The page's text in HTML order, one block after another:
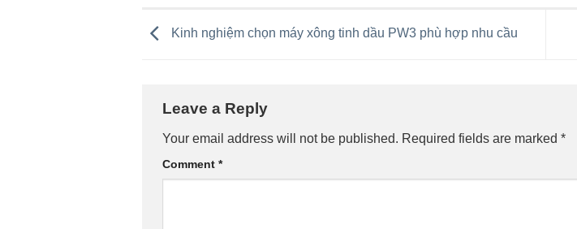
Kinh nghiệm chọn máy xông tinh dầu PW3 phù hợp nhu cầu
Leave a Reply
Your email address will not be published. Required fields are marked *
Comment *